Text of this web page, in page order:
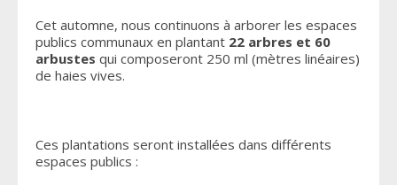
Cet automne, nous continuons à arborer les espaces
publics communaux en plantant 22 arbres et 60
arbustes qui composeront 250 ml (mètres linéaires)
de haies vives.
Ces plantations seront installées dans différents
espaces publics :